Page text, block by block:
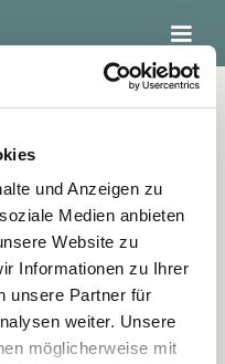
und Anzeigen zu
Medien anbieten
Website zu
Informationen zu Ihrer
unsere Partner für
weiter. Unsere
möglicherweise mit
Sie können diese
zum Kursstart